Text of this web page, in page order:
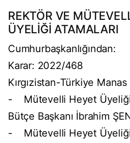
REKTÖR VE
ÜYELİĞİ ATAMALARI
Cumhurbaşkanlığından:
Karar: 2022/468
Kırgızistan-Türkiye
- Mütevelli Heyet
Bütçe Başkanı İbrahim
- Mütevelli Heyet